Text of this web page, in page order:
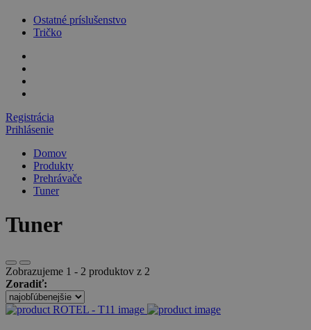
Ostatné príslušenstvo
Tričko
Registrácia
Prihlásenie
Domov
Produkty
Prehrávače
Tuner
Tuner
Zobrazujeme 1 - 2 produktov z 2
Zoradiť: